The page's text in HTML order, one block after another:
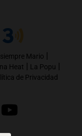
Mario |
Heat | La Popu |
de Privacidad